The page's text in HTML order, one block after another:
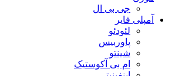
جی بی ال
آمپلی فایر
لئودئو
پاوربیس
شینتو
ام بی آکوستیک